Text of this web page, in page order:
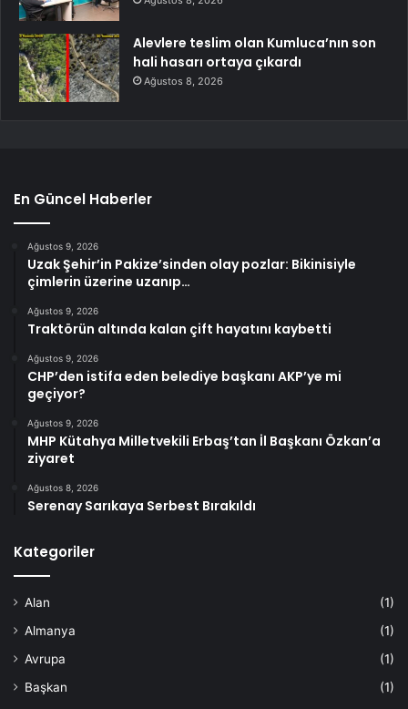
Alevlere teslim olan Kumluca’nın son
hali hasarı ortaya çıkardı
Ağustos 8, 2026
En Güncel Haberler
Ağustos 9, 2026
Uzak Şehir’in Pakize’sinden olay pozlar: Bikinisiyle
çimlerin üzerine uzanıp…
Ağustos 9, 2026
Traktörün altında kalan çift hayatını kaybetti
Ağustos 9, 2026
CHP’den istifa eden belediye başkanı AKP’ye mi
geçiyor?
Ağustos 9, 2026
MHP Kütahya Milletvekili Erbaş’tan İl Başkanı Özkan’a
ziyaret
Ağustos 8, 2026
Serenay Sarıkaya Serbest Bırakıldı
Kategoriler
Alan
(1)
Almanya
(1)
Avrupa
(1)
Başkan
(1)